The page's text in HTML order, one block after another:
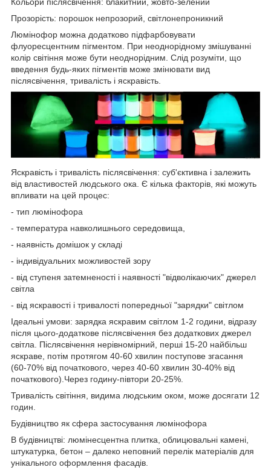
Прозорість: порошок непрозорий, світлонепроникний
Люмінофор можна додатково підфарбовувати
флуоресцентним пігментом. При неоднорідному змішуванні
колір світіння може бути неоднорідним. Слід розуміти, що
введення будь-яких пігментів може змінювати вид
післясвічення, тривалість і яскравість.
Яскравість і тривалість післясвічення: суб'єктивна і залежить
від властивостей людського ока. Є кілька факторів, які можуть
впливати на цей процес:
- тип люмінофора
- температура навколишнього середовища,
- наявність домішок у складі
- індивідуальних можливостей зору
- від ступеня затемненості і наявності "відволікаючих" джерел
світла
- від яскравості і тривалості попередньої "зарядки" світлом
Ідеальні умови: зарядка яскравим світлом 1-2 години, відразу
після цього-додаткове післясвічення без додаткових джерел
світла. Післясвічення нерівномірний, перші 15-20 найбільш
яскраве, потім протягом 40-60 хвилин поступове згасання
(60-70% від початкового, через 40-60 хвилин 30-40% від
початкового).Через годину-півтори 20-25%.
Тривалість світіння, видима людським оком, може досягати 12
годин.
Будівництво як сфера застосування люмінофора
В будівництві: люмінесцентна плитка, облицювальні камені,
штукатурка, бетон – далеко неповний перелік матеріалів для
унікального оформлення фасадів.